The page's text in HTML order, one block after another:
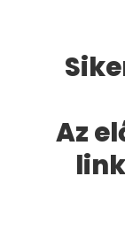
Az